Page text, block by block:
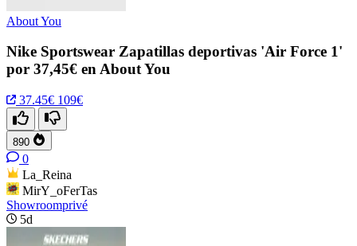
About You
Nike Sportswear Zapatillas deportivas 'Air Force 1'
por 37,45€ en About You
37.45€ 109€
890
0
La_Reina
MirY_oFerTas
Showroomprivé
5d